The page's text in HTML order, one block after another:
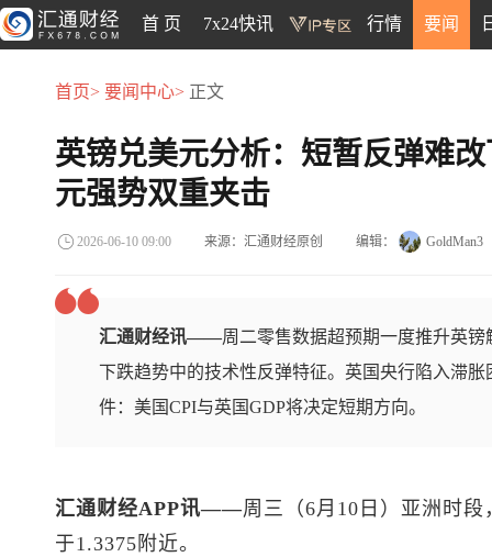
首 页 7x24快讯 行情 要闻
首页> 要闻中心> 正文
英镑兑美元分析：短暂反弹难
元强势双重夹击
2026-06-10 09:00 来源：汇通财经原创 编辑： GoldMan3
汇通财经讯——周二零售数据超预期一度推升英
下跌趋势中的技术性反弹特征。英国央行陷入滞
件：美国CPI与英国GDP将决定短期方向。
汇通财经APP讯——周三（6月10日）亚洲时段
于1.3375附近。